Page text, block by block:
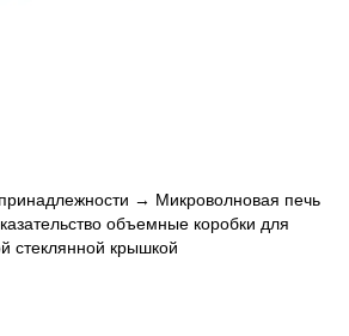
→ Микроволновая печь
объемные коробки для
стеклянной крышкой